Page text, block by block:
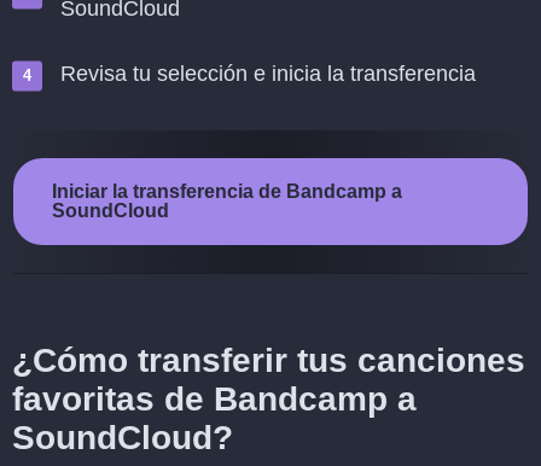
SoundCloud
Revisa tu selección e inicia la transferencia
Iniciar la transferencia de Bandcamp a
SoundCloud
¿Cómo transferir tus canciones
favoritas de Bandcamp a
SoundCloud?